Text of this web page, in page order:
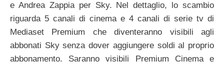
e Andrea Zappia per Sky. Nel dettaglio, lo scambio
riguarda 5 canali di cinema e 4 canali di serie tv di
Mediaset Premium che diventeranno visibili agli
abbonati Sky senza dover aggiungere soldi al proprio
abbonamento. Saranno visibili Premium Cinema e